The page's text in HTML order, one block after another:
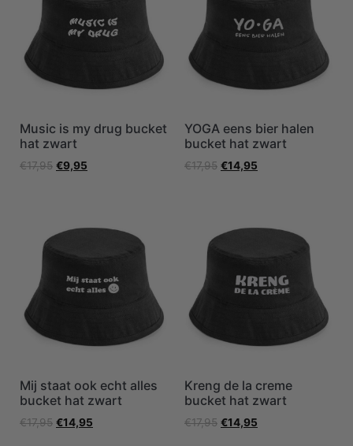
Music is my drug bucket
hat zwart
€17,95 €9,95
YOGA eens bier halen
bucket hat zwart
€17,95 €14,95
Mij staat ook echt alles
bucket hat zwart
€17,95 €14,95
Kreng de la creme
bucket hat zwart
€17,95 €14,95